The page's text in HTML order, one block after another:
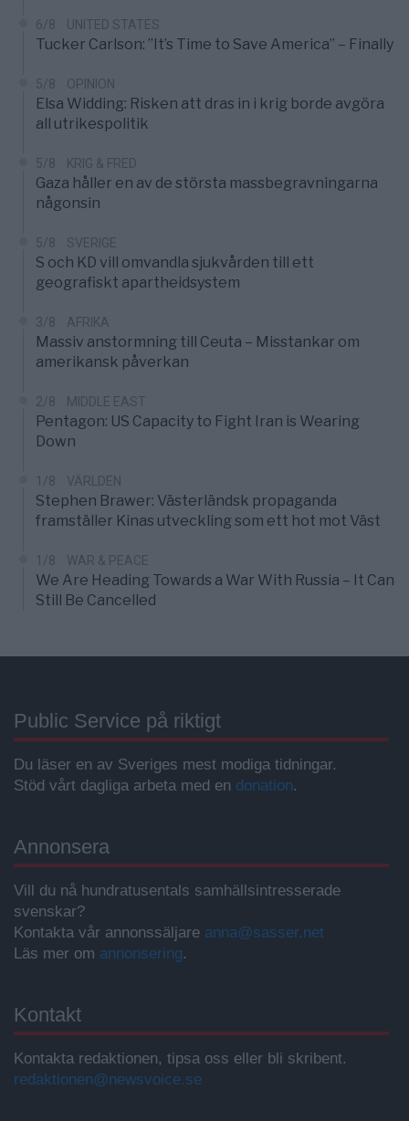
6/8 UNITED STATES
Tucker Carlson: ”It’s Time to Save America” – Finally
5/8 OPINION
Elsa Widding: Risken att dras in i krig borde avgöra
all utrikespolitik
5/8 KRIG & FRED
Gaza håller en av de största massbegravningarna
någonsin
5/8 SVERIGE
S och KD vill omvandla sjukvården till ett
geografiskt apartheidsystem
3/8 AFRIKA
Massiv anstormning till Ceuta – Misstankar om
amerikansk påverkan
2/8 MIDDLE EAST
Pentagon: US Capacity to Fight Iran is Wearing
Down
1/8 VÄRLDEN
Stephen Brawer: Västerländsk propaganda
framställer Kinas utveckling som ett hot mot Väst
1/8 WAR & PEACE
We Are Heading Towards a War With Russia – It Can
Still Be Cancelled
Public Service på riktigt
Du läser en av Sveriges mest modiga tidningar.
Stöd vårt dagliga arbeta med en donation.
Annonsera
Vill du nå hundratusentals samhällsintresserade
svenskar?
Kontakta vår annonssäljare anna@sasser.net
Läs mer om annonsering.
Kontakt
Kontakta redaktionen, tipsa oss eller bli skribent.
redaktionen@newsvoice.se